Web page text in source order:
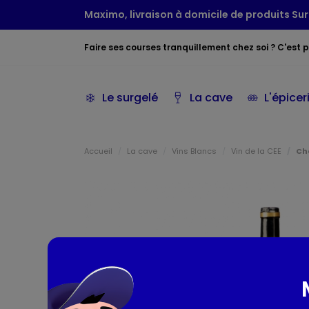
Maximo, livraison à domicile de produits
Faire ses courses tranquillement chez soi ? C'est
Le surgelé La cave
Accueil La cave Vins Blancs Vin de la CEE